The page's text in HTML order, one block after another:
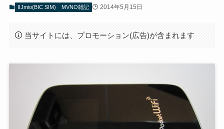
IIJmio(BIC SIM) MVNO雑記 2014年5月15日
当サイトには、プロモーション(広告)が含まれます